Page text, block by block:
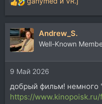
Р
е
а
к
ц
и
и
:
Andrew_S.
Well-Known
9 Май 2026
добрый фильм! немного
https://www.kinopoisk.ru/